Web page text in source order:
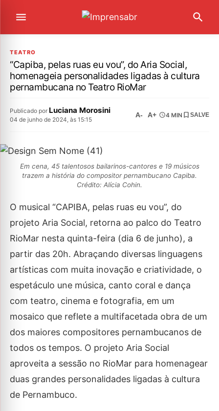
TEATRO
“Capiba, pelas ruas eu vou”, do Aria Social,
homenageia personalidades ligadas à cultura
pernambucana no Teatro RioMar
Publicado por Luciana Morosini
04 de junho de 2024, às 15:15
A- A+ 4 MIN SALVE
Em cena, 45 talentosos bailarinos-cantores e 19 músicos
trazem a história do compositor pernambucano Capiba.
Crédito: Alícia Cohin.
O musical “CAPIBA, pelas ruas eu vou”, do
projeto Aria Social, retorna ao palco do Teatro
RioMar nesta quinta-feira (dia 6 de junho), a
partir das 20h. Abraçando diversas linguagens
artísticas com muita inovação e criatividade, o
espetáculo une música, canto coral e dança
com teatro, cinema e fotografia, em um
mosaico que reflete a multifacetada obra de um
dos maiores compositores pernambucanos de
todos os tempos. O projeto Aria Social
aproveita a sessão no RioMar para homenagear
duas grandes personalidades ligadas à cultura
de Pernambuco.